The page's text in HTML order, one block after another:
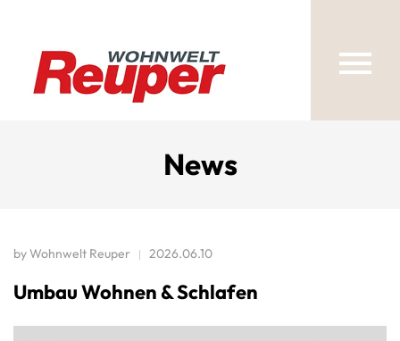
News
byWohnwelt Reuper 2026.06.10
Umbau Wohnen & Schlafen